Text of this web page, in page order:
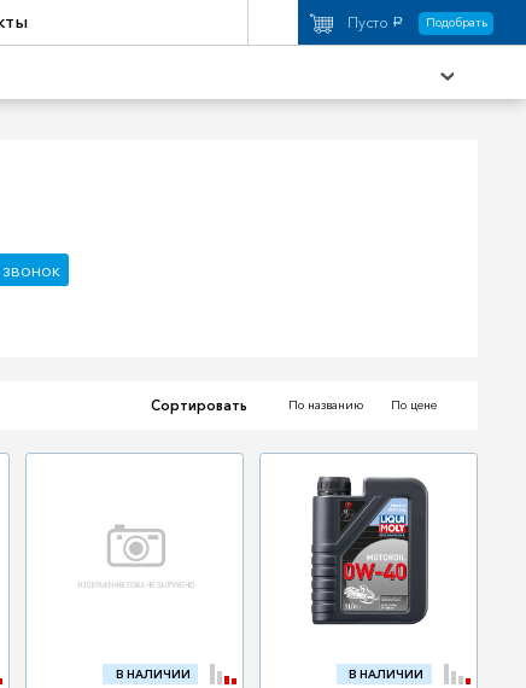
Активный отдых
Пусто a Подобрать
Сортировать По названию По цене
В НАЛИЧИИ В НАЛИЧИИ